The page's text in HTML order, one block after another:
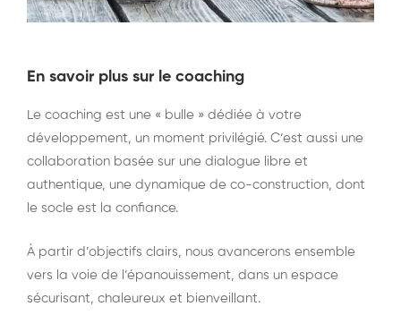
En savoir plus sur le coaching
Le coaching est une « bulle » dédiée à votre
développement, un moment privilégié. C’est aussi une
collaboration basée sur une dialogue libre et
authentique, une dynamique de co-construction, dont
le socle est la confiance.
À partir d’objectifs clairs, nous avancerons ensemble
vers la voie de l’épanouissement, dans un espace
sécurisant, chaleureux et bienveillant.